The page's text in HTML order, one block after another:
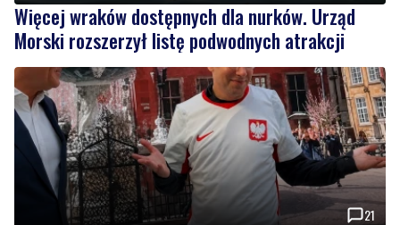
Więcej wraków dostępnych dla nurków. Urząd
Morski rozszerzył listę podwodnych atrakcji
21